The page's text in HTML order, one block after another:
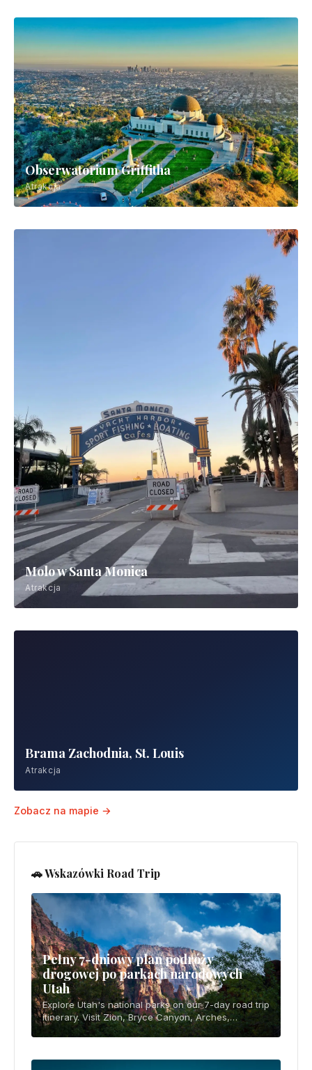
Obserwatorium Griffitha
Atrakcja
Molo w Santa Monica
Atrakcja
Brama Zachodnia, St. Louis
Atrakcja
Zobacz na mapie →
🚗 Wskazówki Road Trip
Pełny 7-dniowy plan podróży
drogowej po parkach narodowych
Utah
Explore Utah's national parks on our 7-day road trip
itinerary. Visit Zion, Bryce Canyon, Arches,
Canyonlands and Capitol Reef with our expert